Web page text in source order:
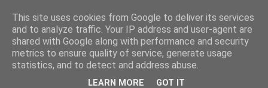
This site uses cookies from Google to deliver its services
and to analyze traffic. Your IP address and user-agent are
shared with Google along with performance and security
metrics to ensure quality of service, generate usage
statistics, and to detect and address abuse.
LEARN MORE GOT IT